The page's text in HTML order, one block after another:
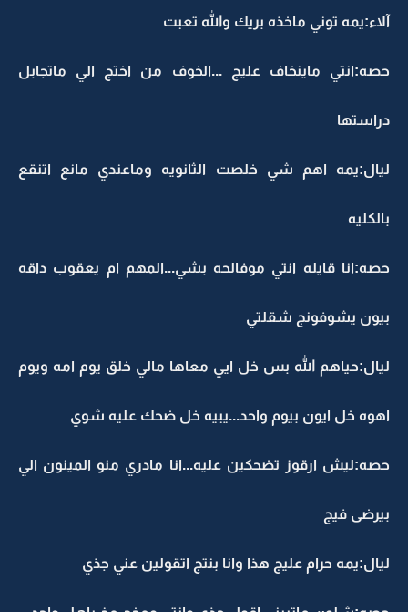
آلاء:يمه توني ماخذه بريك والله تعبت
حصه:انتي ماينخاف عليج ...الخوف من اختج الي ماتجابل
دراستها
ليال:يمه اهم شي خلصت الثانويه وماعندي مانع اتنقع
بالكليه
حصه:انا قايله انتي موفالحه بشي...المهم ام يعقوب داقه
بيون يشوفونج شقلتي
ليال:حياهم الله بس خل ايي معاها مالي خلق يوم امه ويوم
اهوه خل ايون بيوم واحد...يبيه خل ضحك عليه شوي
حصه:ليش ارقوز تضحكين عليه...انا مادري منو المينون الي
بيرضى فيج
ليال:يمه حرام عليج هذا وانا بنتج اتقولين عني جذي